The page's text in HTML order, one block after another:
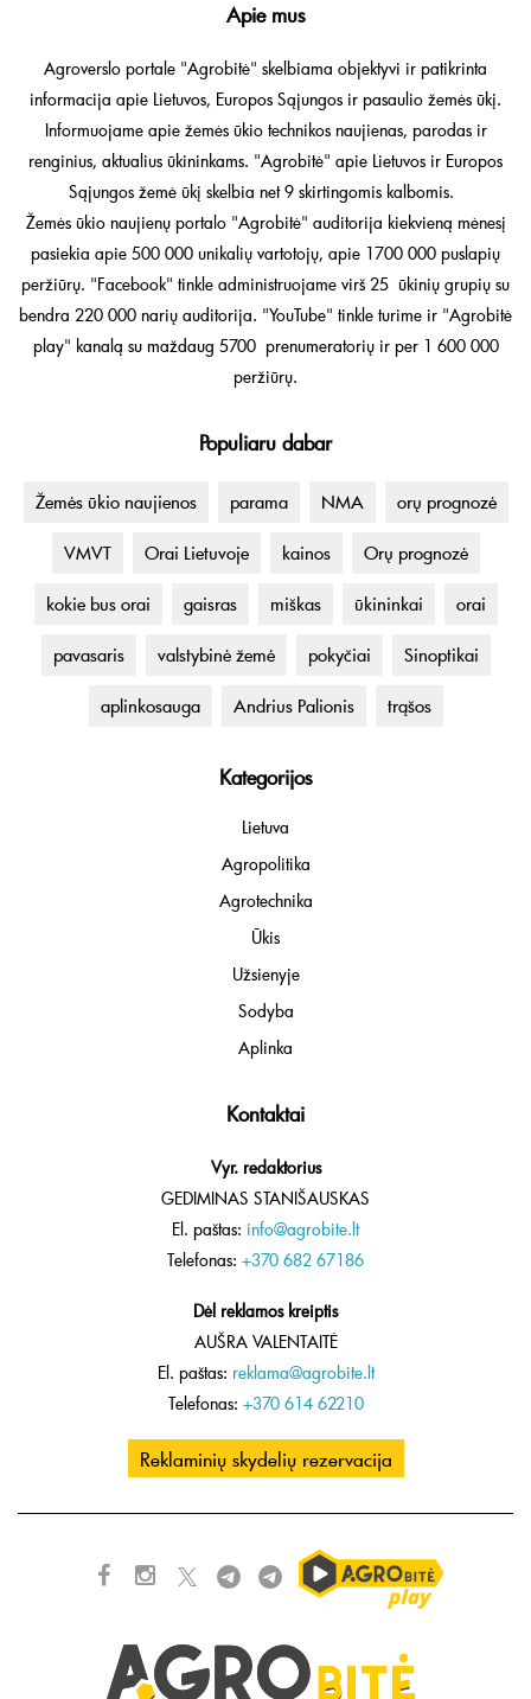
Apie mus
Agroverslo portale "Agrobitė" skelbiama objektyvi ir patikrinta
informacija apie Lietuvos, Europos Sąjungos ir pasaulio žemės ūkį.
Informuojame apie žemės ūkio technikos naujienas, parodas ir
renginius, aktualius ūkininkams. "Agrobitė" apie Lietuvos ir Europos
Sąjungos žemė ūkį skelbia net 9 skirtingomis kalbomis.
Žemės ūkio naujienų portalo "Agrobitė" auditorija kiekvieną mėnesį
pasiekia apie 500 000 unikalių vartotojų, apie 1700 000 puslapių
peržiūrų. "Facebook" tinkle administruojame virš 25 ūkinių grupių su
bendra 220 000 narių auditorija. "YouTube" tinkle turime ir "Agrobitė
play" kanalą su maždaug 5700 prenumeratorių ir per 1 600 000
peržiūrų.
Populiaru dabar
Žemės ūkio naujienos parama NMA orų prognozė
VMVT Orai Lietuvoje kainos Orų prognozė
kokie bus orai gaisras miškas ūkininkai orai
pavasaris valstybinė žemė pokyčiai Sinoptikai
aplinkosauga Andrius Palionis trąšos
Kategorijos
Lietuva
Agropolitika
Agrotechnika
Ūkis
Užsienyje
Sodyba
Aplinka
Kontaktai
Vyr. redaktorius
GEDIMINAS STANIŠAUSKAS
El. paštas: info@agrobite.lt
Telefonas: +370 682 67186
Dėl reklamos kreiptis
AUŠRA VALENTAITĖ
El. paštas: reklama@agrobite.lt
Telefonas: +370 614 62210
Reklaminių skydelių rezervacija